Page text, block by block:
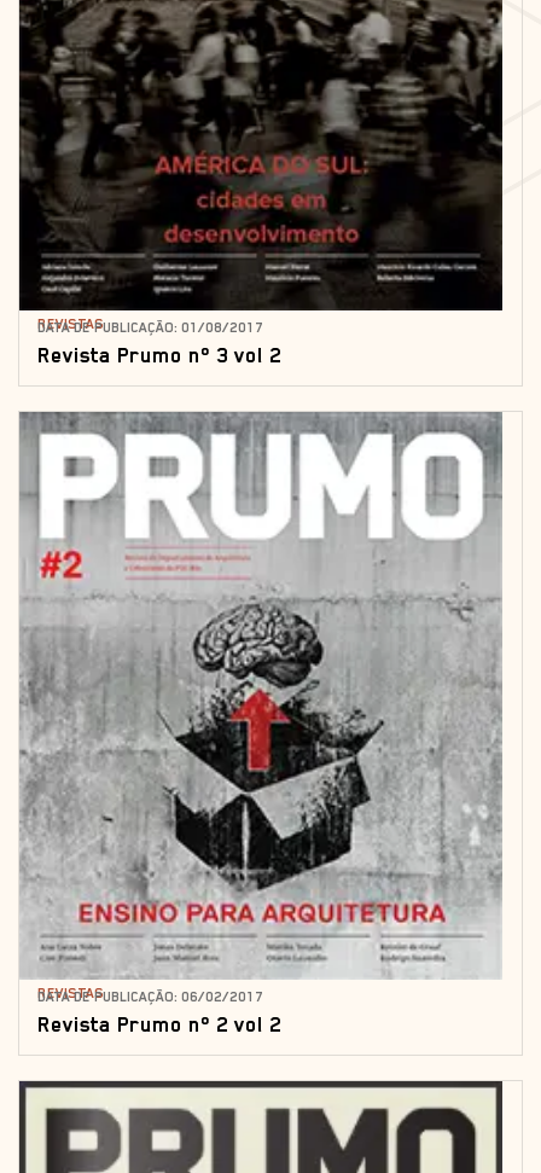
REVISTAS
DATA DE PUBLICAÇÃO: 01/08/2017
Revista Prumo nº 3 vol 2
REVISTAS
DATA DE PUBLICAÇÃO: 06/02/2017
Revista Prumo nº 2 vol 2